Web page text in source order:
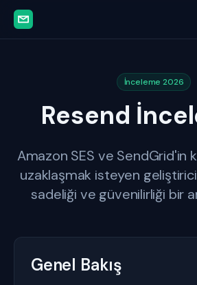
İnceleme 2026
Resend
Amazon SES ve SendGrid'in
uzaklaşmak isteyen
sadeliği ve güvenilirliği bir
Genel Bakış